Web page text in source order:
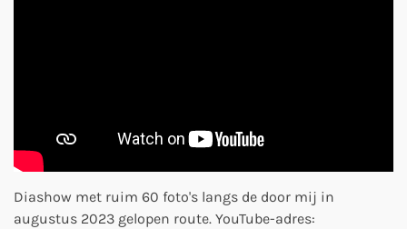
Diashow met ruim 60 foto's langs de door mij in
augustus 2023 gelopen route. YouTube-adres: